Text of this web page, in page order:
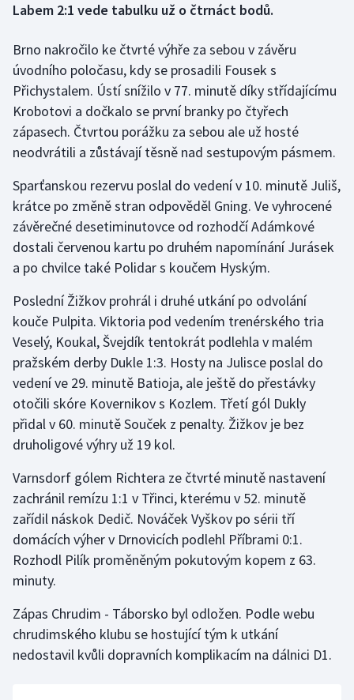
Házená
Jezdectví
Krasobruslení
Lezení
Lyže a snowboard
Moderní pětiboj
Motorsport
Olympijské hry
Parasport
Plavání
Plážový volejbal
Ragby
Rychlobruslení
Short track
Labem 2:1 vede tabulku už o čtrnáct bodů.
Brno nakročilo ke čtvrté výhře za sebou v závěru
úvodního poločasu, kdy se prosadili Fousek s
Přichystalem. Ústí snížilo v 77. minutě díky střídajícímu
Krobotovi a dočkalo se první branky po čtyřech
zápasech. Čtvrtou porážku za sebou ale už hosté
neodvrátili a zůstávají těsně nad sestupovým pásmem.
Sparťanskou rezervu poslal do vedení v 10. minutě Juliš,
krátce po změně stran odpověděl Gning. Ve vyhrocené
závěrečné desetiminutovce od rozhodčí Adámkové
dostali červenou kartu po druhém napomínání Jurásek
a po chvilce také Polidar s koučem Hyským.
Poslední Žižkov prohrál i druhé utkání po odvolání
kouče Pulpita. Viktoria pod vedením trenérského tria
Veselý, Koukal, Švejdík tentokrát podlehla v malém
pražském derby Dukle 1:3. Hosty na Julisce poslal do
vedení ve 29. minutě Batioja, ale ještě do přestávky
otočili skóre Kovernikov s Kozlem. Třetí gól Dukly
přidal v 60. minutě Souček z penalty. Žižkov je bez
druholigové výhry už 19 kol.
Varnsdorf gólem Richtera ze čtvrté minutě nastavení
zachránil remízu 1:1 v Třinci, kterému v 52. minutě
zařídil náskok Dedič. Nováček Vyškov po sérii tří
domácích výher v Drnovicích podlehl Příbrami 0:1.
Rozhodl Pilík proměněným pokutovým kopem z 63.
minuty.
Zápas Chrudim - Táborsko byl odložen. Podle webu
chrudimského klubu se hostující tým k utkání
nedostavil kvůli dopravních komplikacím na dálnici D1.